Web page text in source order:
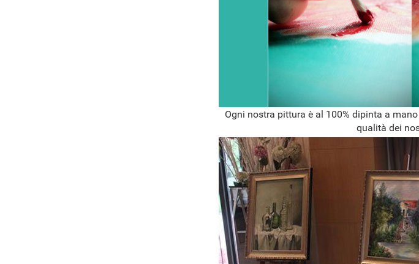
Ogni nostra pittura è al 100% dipinta a
qualità dei